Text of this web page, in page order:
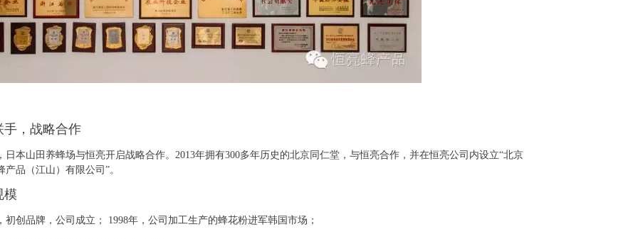
手，战略合作
日本山田养蜂场与恒亮开启战略合作。2013年拥有300多年历史的北京同仁堂，与恒亮合作，并在恒亮公司内设立“北京
产品（江山）有限公司”。
模
初创品牌，公司成立； 1998年，公司加工生产的蜂花粉进军韩国市场；